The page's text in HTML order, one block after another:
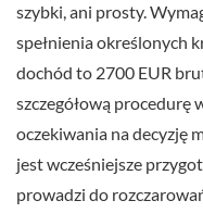
szybki, ani prosty.
spełnienia określonych
dochód to 2700 EUR
szczegółową procedurę
oczekiwania na decyzję
jest wcześniejsze
prowadzi do